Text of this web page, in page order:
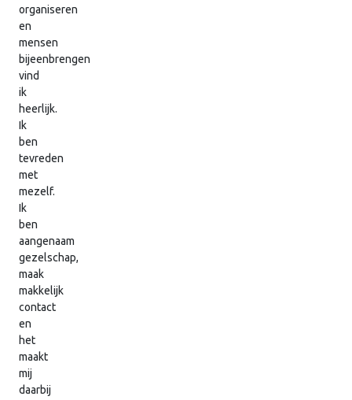
organiseren
en
mensen
bijeenbrengen
vind
ik
heerlijk.
Ik
ben
tevreden
met
mezelf.
Ik
ben
aangenaam
gezelschap,
maak
makkelijk
contact
en
het
maakt
mij
daarbij